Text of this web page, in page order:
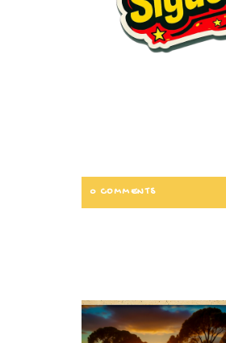
0 COMMENTS